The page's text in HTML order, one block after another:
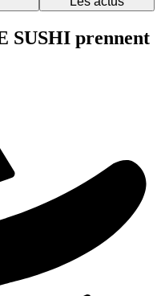
SUSHI prennent